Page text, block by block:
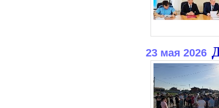
23 мая 2026